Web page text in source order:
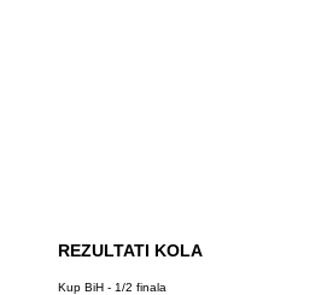
REZULTATI KOLA
Kup BiH - 1/2 finala